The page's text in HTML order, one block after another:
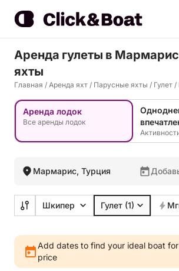
Аренда гулеты в
яхты
Главная / Аренда яхт / Парусные яхты / Гулет /
Аренда лодок
Все аренды лодок
Мармарис, Турция
Шкипер Гулет (1)
Add dates to find your ideal boat
price